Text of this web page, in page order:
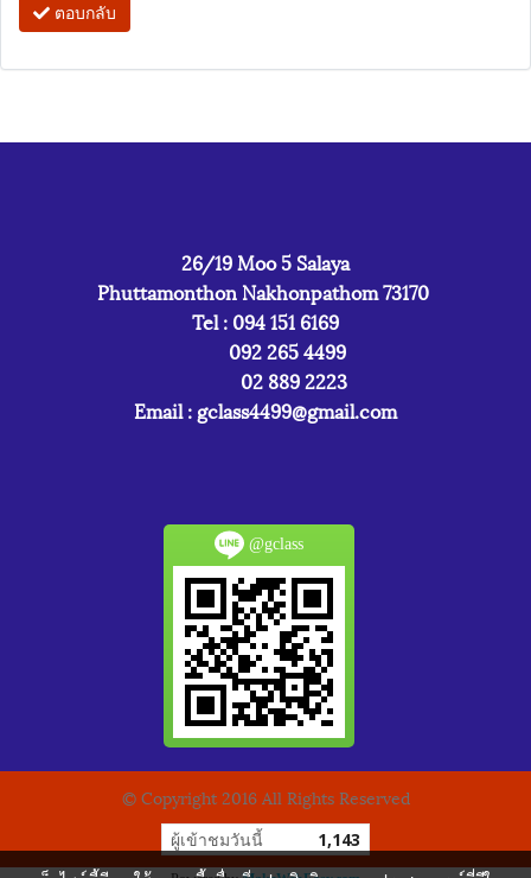
ตอบกลับ
26/19 Moo 5 Salaya
Phuttamonthon Nakhonpathom 73170
Tel : 094 151 6169
092 265 4499
02 889 2223
Email : gclass4499@gmail.com
@gclass
© Copyright 2016 All Rights Reserved
ผู้เข้าชมวันนี้ 1,143